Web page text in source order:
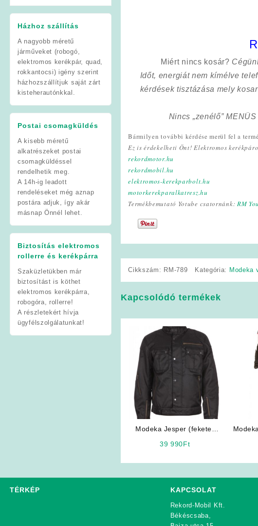
Házhoz szállítás
A nagyobb méretű
járműveket (robogó,
elektromos kerékpár, quad,
rokkantocsi) igény szerint
házhozszállítjuk saját zárt
kisteherautónkkal.
Postai csomagküldés
A kisebb méretű
alkatrészeket postai
csomagküldéssel
rendelhetik meg.
A 14h-ig leadott
rendeléseket még aznap
postára adjuk, így akár
másnap Önnél lehet.
Biztosítás elektromos
rollerre és kerékpárra
Szaküzletükben már
biztosítást is köthet
elektromos kerékpárra,
robogóra, rollerre!
A részletekért hívja
ügyfélszolgálatunkat!
Miért nincs kosár?
Időt, energiát nem kímélve
kérdések tisztázása mely
Nincs „zenélő”
Bármilyen további kérdése merül fel a
Ez is érdekelheti Önt! Elektromos
rekordmotor.hu
rekordmobil.hu
elektromos-kerekparbolt.hu
motorkerekparalkatresz.hu
Termékbemutató Yotube csatornánk: RM
Cikkszám: RM-789 Kategória: Modeka
Kapcsolódó termékek
Modeka Jesper (fekete)
39 990Ft
TÉRKÉP KAPCSOLAT
Rekord-Mobil Kft.
Békéscsaba,